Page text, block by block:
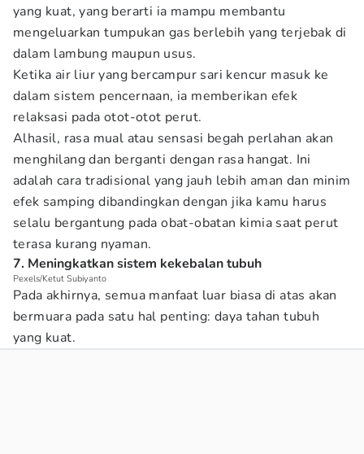
yang kuat, yang berarti ia mampu membantu
mengeluarkan tumpukan gas berlebih yang terjebak di
dalam lambung maupun usus.
Ketika air liur yang bercampur sari kencur masuk ke
dalam sistem pencernaan, ia memberikan efek
relaksasi pada otot-otot perut.
Alhasil, rasa mual atau sensasi begah perlahan akan
menghilang dan berganti dengan rasa hangat. Ini
adalah cara tradisional yang jauh lebih aman dan minim
efek samping dibandingkan dengan jika kamu harus
selalu bergantung pada obat-obatan kimia saat perut
terasa kurang nyaman.
7. Meningkatkan sistem kekebalan tubuh
Pexels/Ketut Subiyanto
Pada akhirnya, semua manfaat luar biasa di atas akan
bermuara pada satu hal penting: daya tahan tubuh
yang kuat.